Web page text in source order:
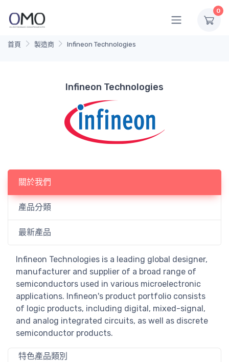
0
首頁 製造商 Infineon Technologies
Infineon Technologies
關於我們
產品分類
最新產品
Infineon Technologies is a leading global designer,
manufacturer and supplier of a broad range of
semiconductors used in various microelectronic
applications. Infineon's product portfolio consists
of logic products, including digital, mixed-signal,
and analog integrated circuits, as well as discrete
semiconductor products.
特色產品類別